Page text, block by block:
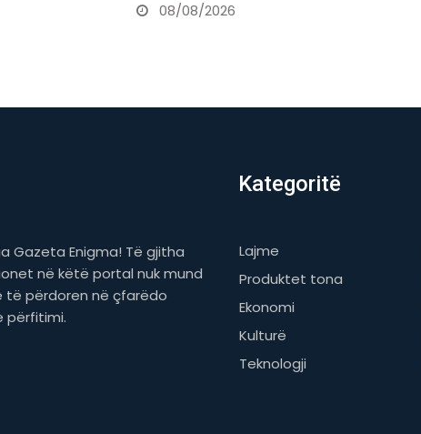
08/08/2026
Gazeta Enigma! Të gjitha
në këtë portal nuk mund
të përdoren në çfarëdo
përfitimi.
Kategoritë
Lajme
Produktet tona
Ekonomi
Kulturë
Teknologji